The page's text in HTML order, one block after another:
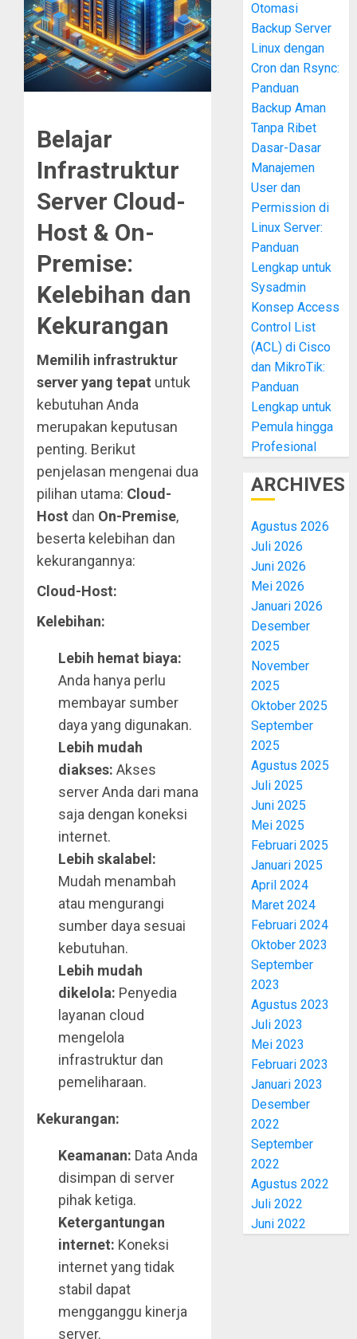
Belajar
Infrastruktur
Server Cloud-
Host & On-
Premise:
Kelebihan dan
Kekurangan
Memilih infrastruktur
server yang tepat untuk
kebutuhan Anda
merupakan keputusan
penting. Berikut
penjelasan mengenai dua
pilihan utama: Cloud-
Host dan On-Premise,
beserta kelebihan dan
kekurangannya:
Cloud-Host:
Kelebihan:
Lebih hemat biaya:
Anda hanya perlu
membayar sumber
daya yang digunakan.
Lebih mudah
diakses: Akses
server Anda dari mana
saja dengan koneksi
internet.
Lebih skalabel:
Mudah menambah
atau mengurangi
sumber daya sesuai
kebutuhan.
Lebih mudah
dikelola: Penyedia
layanan cloud
mengelola
infrastruktur dan
pemeliharaan.
Kekurangan:
Keamanan: Data Anda
disimpan di server
pihak ketiga.
Ketergantungan
internet: Koneksi
internet yang tidak
stabil dapat
mengganggu kinerja
server.
Otomasi
Backup Server
Linux dengan
Cron dan Rsync:
Panduan
Backup Aman
Tanpa Ribet
Dasar-Dasar
Manajemen
User dan
Permission di
Linux Server:
Panduan
Lengkap untuk
Sysadmin
Konsep Access
Control List
(ACL) di Cisco
dan MikroTik:
Panduan
Lengkap untuk
Pemula hingga
Profesional
ARCHIVES
Agustus 2026
Juli 2026
Juni 2026
Mei 2026
Januari 2026
Desember
2025
November
2025
Oktober 2025
September
2025
Agustus 2025
Juli 2025
Juni 2025
Mei 2025
Februari 2025
Januari 2025
April 2024
Maret 2024
Februari 2024
Oktober 2023
September
2023
Agustus 2023
Juli 2023
Mei 2023
Februari 2023
Januari 2023
Desember
2022
September
2022
Agustus 2022
Juli 2022
Juni 2022